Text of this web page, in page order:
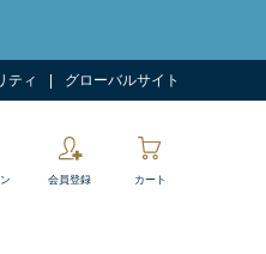
ティ グローバルサイト
会員登録 カート